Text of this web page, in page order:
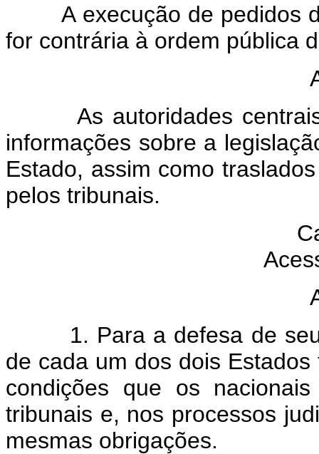
A execução de pedidos
for contrária à ordem pública
As autoridades centrais
informações sobre a
Estado, assim como
pelos tribunais.
1. Para a defesa de seus
de cada um dos dois
condições que os
tribunais e, nos processos
mesmas obrigações.